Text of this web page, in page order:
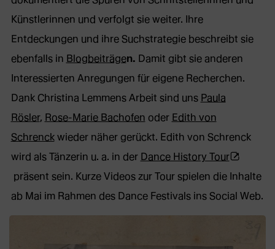
in
neuem
Tab)
Künstlerinnen und verfolgt sie weiter. Ihre
Entdeckungen und ihre Suchstrategie beschreibt sie
ebenfalls in Blogbeiträgen. Damit gibt sie anderen
Interessierten Anregungen für eigene Recherchen.
Dank Christina Lemmens Arbeit sind uns Paula
Rösler, Rose-Marie Bachofen oder Edith von
Schrenckwieder näher gerückt. Edith von Schrenck
wird als Tänzerin u. a. in der Dance History Tour(Öffnet
externe
Webseite
in
präsent sein. Kurze Videos zur Tour spielen die Inhalte
ab Mai im Rahmen des Dance Festivals ins Social Web.